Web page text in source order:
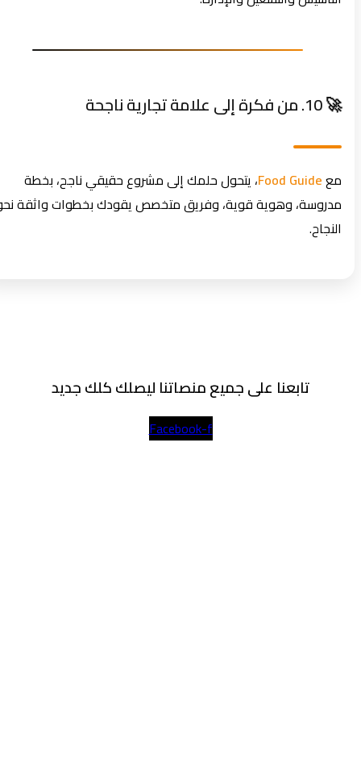
🚀 10. من فكرة إلى علامة تجارية ناجحة
Food Guide، يتحول حلمك إلى مشروع حقيقي ناجح، بخطة
مدروسة، وهوية قوية، وفريق متخصص يقودك بخطوات واثقة نحو
النجاح.
تابعنا على جميع منصاتنا ليصلك كلك جديد
Facebook-f